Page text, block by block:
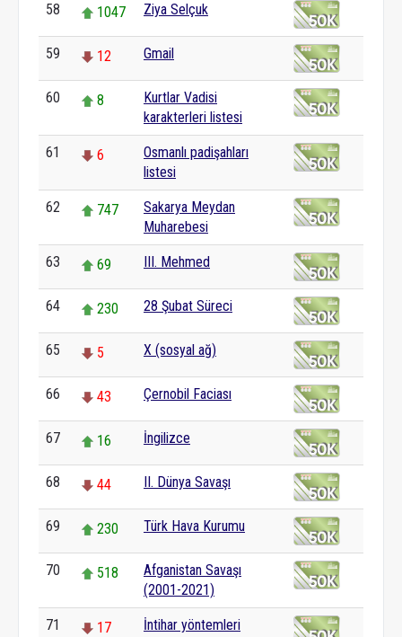
58 1047 Ziya Selçuk
59 12 Gmail
60 8
Kurtlar Vadisi
karakterleri listesi
61 6
Osmanlı padişahları
listesi
62 747
Sakarya Meydan
Muharebesi
63 69 III. Mehmed
64 230 28 Şubat Süreci
65 5 X (sosyal ağ)
66 43 Çernobil Faciası
67 16 İngilizce
68 44 II. Dünya Savaşı
69 230 Türk Hava Kurumu
70 518
Afganistan Savaşı
(2001-2021)
71 17 İntihar yöntemleri